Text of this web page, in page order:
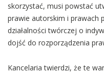
skorzystać, musi powstać
prawie autorskim i prawach
działalności twórczej o
dojść do rozporządzenia
Kancelaria twierdzi, że te